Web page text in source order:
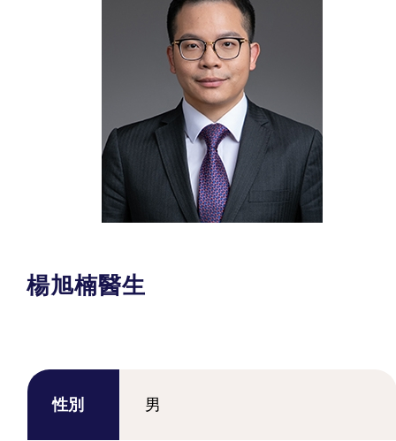
楊旭楠醫生
性別 男